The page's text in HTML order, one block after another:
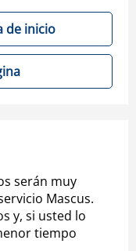
de inicio
serán muy
Mascus.
y, si usted lo
tiempo